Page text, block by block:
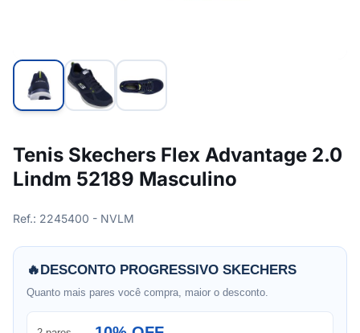
Tenis Skechers Flex Advantage 2.0
Lindm 52189 Masculino
Ref.: 2245400 - NVLM
🔥DESCONTO PROGRESSIVO SKECHERS
Quanto mais pares você compra, maior o desconto.